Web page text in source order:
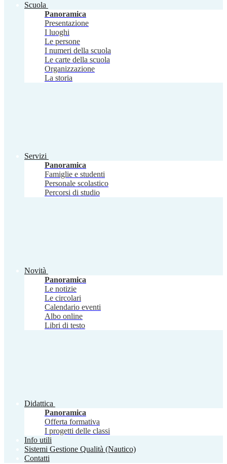
Scuola
Panoramica
Presentazione
I luoghi
Le persone
I numeri della scuola
Le carte della scuola
Organizzazione
La storia
Servizi
Panoramica
Famiglie e studenti
Personale scolastico
Percorsi di studio
Novità
Panoramica
Le notizie
Le circolari
Calendario eventi
Albo online
Libri di testo
Didattica
Panoramica
Offerta formativa
I progetti delle classi
Info utili
Sistemi Gestione Qualità (Nautico)
Contatti